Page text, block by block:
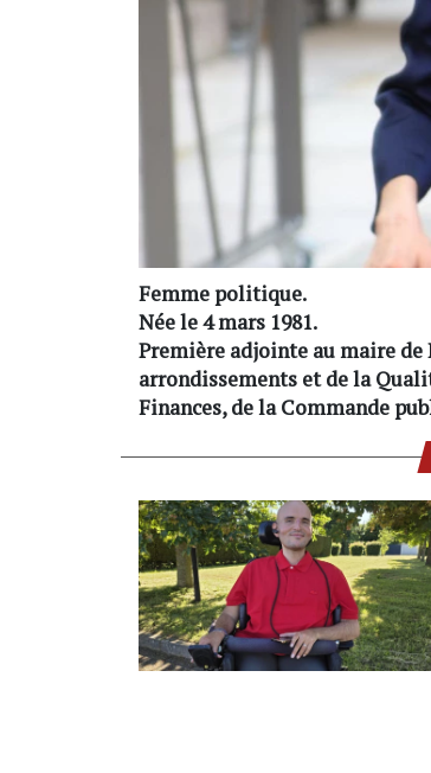
Femme politique.
Née le 4 mars 1981.
Première adjointe au maire
arrondissements et de la
Finances, de la Commande